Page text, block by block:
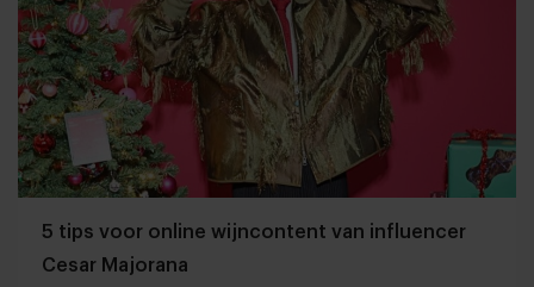
5 tips voor online wijncontent van influencer
Cesar Majorana